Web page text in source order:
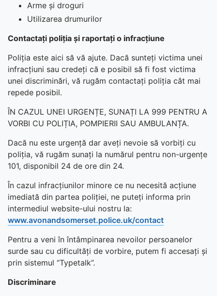
Arme și droguri
Utilizarea drumurilor
Contactați poliția și raportați o infracțiune
Poliția este aici să vă ajute. Dacă sunteți victima unei
infracțiuni sau credeți că e posibil să fi fost victima
unei discriminări, vă rugăm contactați poliția cât mai
repede posibil.
ÎN CAZUL UNEI URGENȚE, SUNAȚI LA 999 PENTRU A
VORBI CU POLIȚIA, POMPIERII SAU AMBULANȚA.
Dacă nu este urgență dar aveți nevoie să vorbiți cu
poliția, vă rugăm sunați la numărul pentru non-urgențe
101, disponibil 24 de ore din 24.
În cazul infracțiunilor minore ce nu necesită acțiune
imediată din partea poliției, ne puteți informa prin
intermediul website-ului nostru la:
www.avonandsomerset.police.uk/contact
Pentru a veni în întâmpinarea nevoilor persoanelor
surde sau cu dificultăți de vorbire, putem fi accesați și
prin sistemul “Typetalk”.
Discriminare